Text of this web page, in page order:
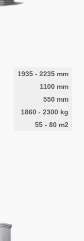
1935 - 2235 mm
1100 mm
550 mm
1860 - 2300 kg
55 - 80 m2